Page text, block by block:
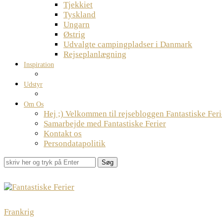
Tjekkiet
Tyskland
Ungarn
Østrig
Udvalgte campingpladser i Danmark
Rejseplanlægning
Inspiration
Udstyr
Om Os
Hej ;) Velkommen til rejsebloggen Fantastiske
Samarbejde med Fantastiske Ferier
Kontakt os
Persondatapolitik
Søg
Frankrig